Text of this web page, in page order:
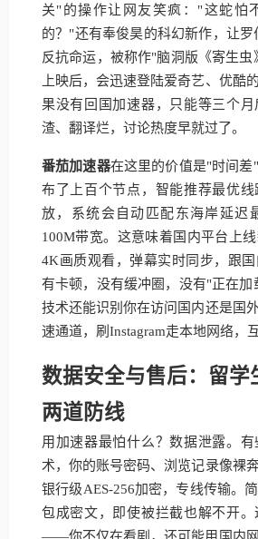
关"的操作让网友笑疯："这蛇怕
的？"还有奉俊昊的科幻新作，让罗
反抗命运，被称作"脑洞版《寄生
上映后，会迅速登陆爱奇艺、优酷
果没有回国加速器，只能等三个
渣、翻译烂，讨论热度早就过了。
番茄加速器在这里的价值是"时间
布了上百个节点，智能推荐最优
放，系统会自动匹配东海岸延迟
100M带宽。这意味着国内平台上
4K画质观看，弹幕实时同步，跟
有卡顿，没有缓冲圈，没有"正在
技术还能识别你在访问国内还是国
速通道，刷Instagram走本地网络，
数据安全与售后：留学
两道防线
用加速器最怕什么？数据泄露。
术，你的账号密码、浏览记录像裸奔
银行级AES-256加密，专线传输。
包成密文，即使被拦截也解不开